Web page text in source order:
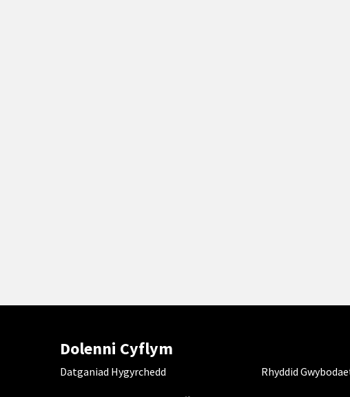
Dolenni Cyflym
Datganiad Hygyrchedd Rhyddid